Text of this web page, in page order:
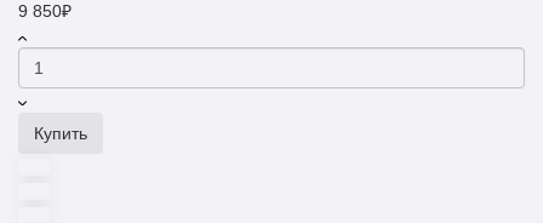
9 850₽
Купить